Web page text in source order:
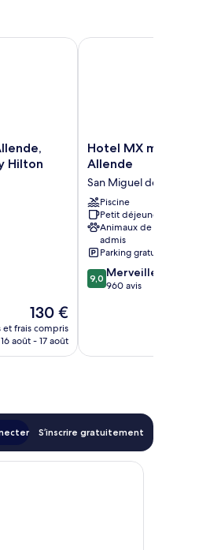
Hilton
Le
nouveau
prix
130 €
et frais compris
16 août - 17 août
Tapestry Collection by Hilton
Hotel
MX
San
Miguel
de
Allende
San
Miguel
de
Allende
Hotel MX más San
Allende
San Miguel de Allende
Piscine
Petit déjeuner gratuit
Animaux de compagnie
admis
Parking gratuit
9.0
sur
9,0 Merveilleux
960 avis
Hotel MX más San
S’inscrire gratuitement